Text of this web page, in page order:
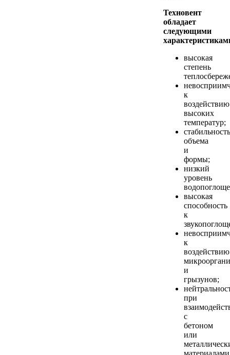
Техновент
обладает
следующими
высокая
степень
к
воздействию
высоких
температур;
стабильность
объема
и
формы;
низкий
уровень
высокая
способность
к
к
воздействию
и
грызунов;
при
с
бетоном
или